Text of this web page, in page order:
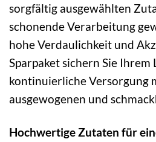
sorgfältig ausgewählten
schonende Verarbeitung
hohe Verdaulichkeit und
Sparpaket sichern Sie Ihrem
kontinuierliche Versorgung
ausgewogenen und
Hochwertige Zutaten für